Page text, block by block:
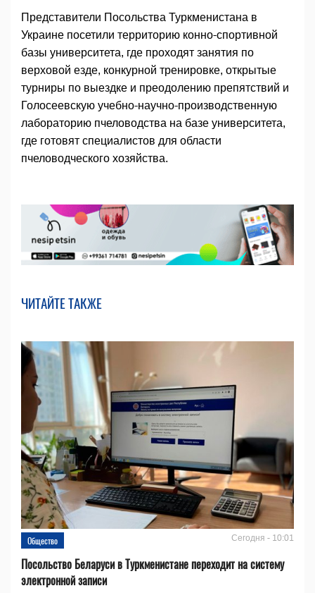
Представители Посольства Туркменистана в
Украине посетили территорию конно-спортивной
базы университета, где проходят занятия по
верховой езде, конкурной тренировке, открытые
турниры по выездке и преодолению препятствий и
Голосеевскую учебно-научно-производственную
лабораторию пчеловодства на базе университета,
где готовят специалистов для области
пчеловодческого хозяйства.
ЧИТАЙТЕ ТАКЖЕ
Общество Сегодня - 10:01
Посольство Беларуси в Туркменистане переходит на систему
электронной записи